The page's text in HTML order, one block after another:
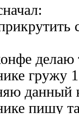
делаю
гружу
данный
пишу